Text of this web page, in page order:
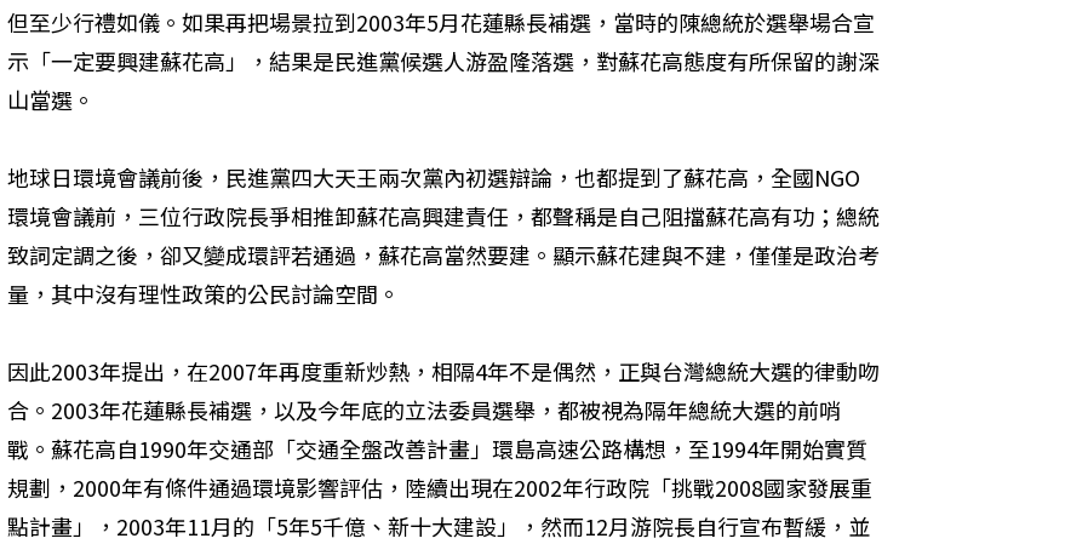
但至少行禮如儀。如果再把場景拉到2003年5月花蓮縣長補選，當時的陳總統於選舉場合宣
示「一定要興建蘇花高」，結果是民進黨候選人游盈隆落選，對蘇花高態度有所保留的謝深
山當選。
地球日環境會議前後，民進黨四大天王兩次黨內初選辯論，也都提到了蘇花高，全國NGO
環境會議前，三位行政院長爭相推卸蘇花高興建責任，都聲稱是自己阻擋蘇花高有功；總統
致詞定調之後，卻又變成環評若通過，蘇花高當然要建。顯示蘇花建與不建，僅僅是政治考
量，其中沒有理性政策的公民討論空間。
因此2003年提出，在2007年再度重新炒熱，相隔4年不是偶然，正與台灣總統大選的律動吻
合。2003年花蓮縣長補選，以及今年底的立法委員選舉，都被視為隔年總統大選的前哨
戰。蘇花高自1990年交通部「交通全盤改善計畫」環島高速公路構想，至1994年開始實質
規劃，2000年有條件通過環境影響評估，陸續出現在2002年行政院「挑戰2008國家發展重
點計畫」，2003年11月的「5年5千億、新十大建設」，然而12月游院長自行宣布暫緩，並